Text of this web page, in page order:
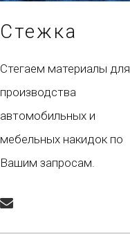
Стежка
Стегаем материалы для
производства
автомобильных и
мебельных накидок по
Вашим запросам.